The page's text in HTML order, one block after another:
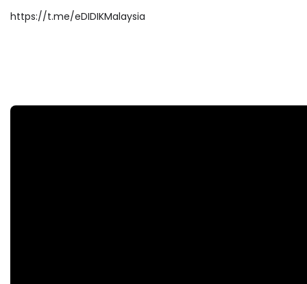
https://t.me/eDIDIKMalaysia